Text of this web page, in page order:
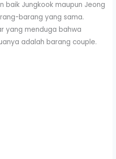
baik Jungkook maupun Jeong
barang yang sama.
yang menduga bahwa
adalah barang couple.